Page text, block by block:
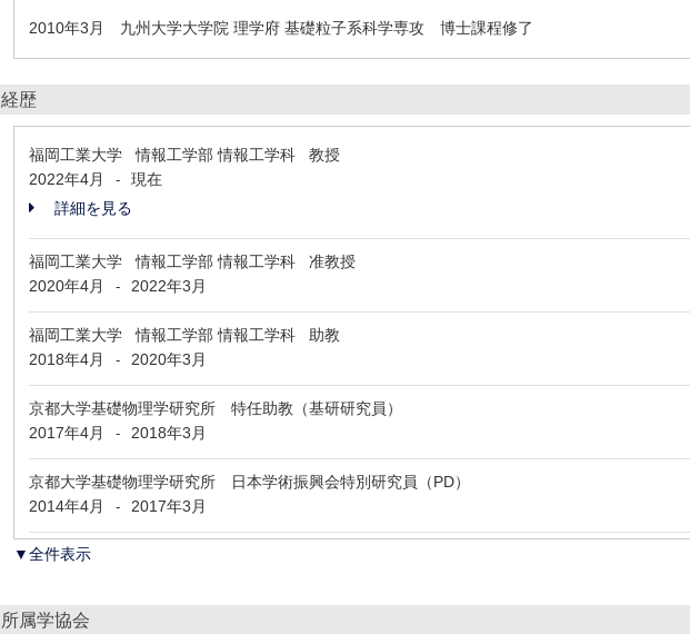
2010年3月 九州大学大学院 理学府 基礎粒子系科学専攻 博士課程修了
経歴
福岡工業大学 情報工学部 情報工学科 教授
2022年4月
-
現在
詳細を見る
福岡工業大学 情報工学部 情報工学科 准教授
2020年4月
- 2022年3月
福岡工業大学 情報工学部 情報工学科 助教
2018年4月
- 2020年3月
京都大学基礎物理学研究所 特任助教（基研研究員）
2017年4月
- 2018年3月
京都大学基礎物理学研究所 日本学術振興会特別研究員（PD）
2014年4月
- 2017年3月
▼全件表示
所属学協会